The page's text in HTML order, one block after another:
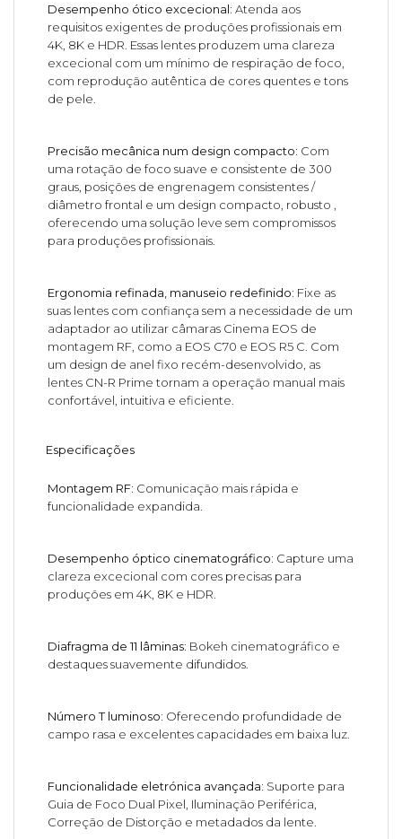
Desempenho ótico excecional: Atenda aos
requisitos exigentes de produções profissionais em
4K, 8K e HDR. Essas lentes produzem uma clareza
excecional com um mínimo de respiração de foco,
com reprodução autêntica de cores quentes e tons
de pele.
Precisão mecânica num design compacto: Com
uma rotação de foco suave e consistente de 300
graus, posições de engrenagem consistentes /
diâmetro frontal e um design compacto, robusto ,
oferecendo uma solução leve sem compromissos
para produções profissionais.
Ergonomia refinada, manuseio redefinido: Fixe as
suas lentes com confiança sem a necessidade de um
adaptador ao utilizar câmaras Cinema EOS de
montagem RF, como a EOS C70 e EOS R5 C. Com
um design de anel fixo recém-desenvolvido, as
lentes CN-R Prime tornam a operação manual mais
confortável, intuitiva e eficiente.
Especificações
Montagem RF: Comunicação mais rápida e
funcionalidade expandida.
Desempenho óptico cinematográfico: Capture uma
clareza excecional com cores precisas para
produções em 4K, 8K e HDR.
Diafragma de 11 lâminas: Bokeh cinematográfico e
destaques suavemente difundidos.
Número T luminoso: Oferecendo profundidade de
campo rasa e excelentes capacidades em baixa luz.
Funcionalidade eletrónica avançada: Suporte para
Guia de Foco Dual Pixel, Iluminação Periférica,
Correção de Distorção e metadados da lente.